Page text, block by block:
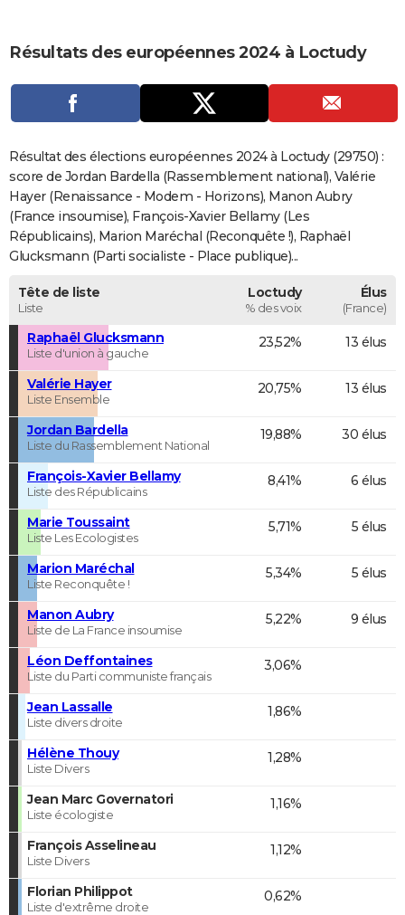
CARTE DE VOEUX
Carte de Noël
Carte Bonne année
Carte Saint-Valentin
Carte Pâques
Carte d'anniversaire
DICTIONNAIRE
Dictionnaire
Biographies
Citations
Expressions
Proverbes
PROGRAMME TV
COPAINS D'AVANT
S'inscrire
Se connecter
Lycées
Collèges
Primaires
Universités
Entreprises
Service militaire
Avis de recherche
AVIS DE DÉCÈS
FORUM
Résultats des européennes 2024 à Loctudy
Résultat des élections européennes 2024 à Loctudy (29750) :
score de Jordan Bardella (Rassemblement national), Valérie
Hayer (Renaissance - Modem - Horizons), Manon Aubry
(France insoumise), François-Xavier Bellamy (Les
Républicains), Marion Maréchal (Reconquête !), Raphaël
Glucksmann (Parti socialiste - Place publique)...
Tête de liste
Liste
Loctudy
% des voix
Élus
(France)
Raphaël Glucksmann
Liste d'union à gauche
23,52% 13 élus
Valérie Hayer
Liste Ensemble
20,75% 13 élus
Jordan Bardella
Liste du Rassemblement National
19,88% 30 élus
François-Xavier Bellamy
Liste des Républicains
8,41% 6 élus
Marie Toussaint
Liste Les Ecologistes
5,71% 5 élus
Marion Maréchal
Liste Reconquête !
5,34% 5 élus
Manon Aubry
Liste de La France insoumise
5,22% 9 élus
Léon Deffontaines
Liste du Parti communiste français
3,06%
Jean Lassalle
Liste divers droite
1,86%
Hélène Thouy
Liste Divers
1,28%
Jean Marc Governatori
Liste écologiste
1,16%
François Asselineau
Liste Divers
1,12%
Florian Philippot
Liste d'extrême droite
0,62%